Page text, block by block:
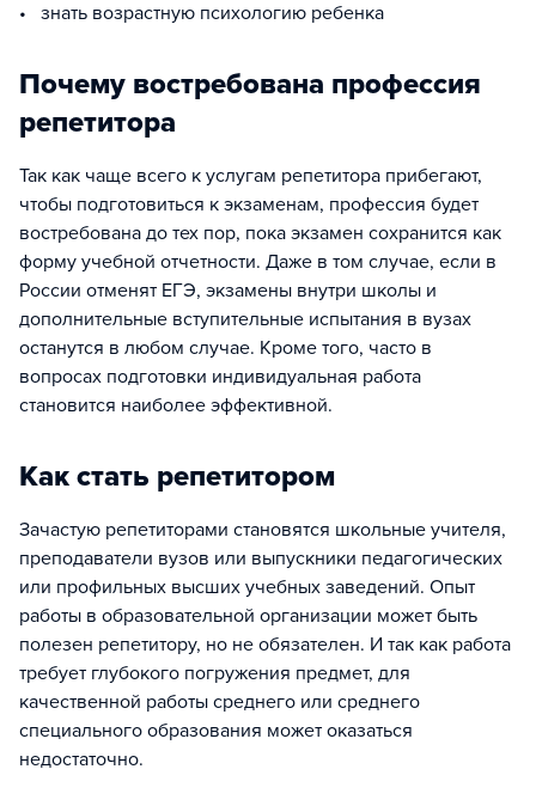
• знать возрастную психологию ребенка
Почему востребована профессия
репетитора
Так как чаще всего к услугам репетитора прибегают,
чтобы подготовиться к экзаменам, профессия будет
востребована до тех пор, пока экзамен сохранится как
форму учебной отчетности. Даже в том случае, если в
России отменят ЕГЭ, экзамены внутри школы и
дополнительные вступительные испытания в вузах
останутся в любом случае. Кроме того, часто в
вопросах подготовки индивидуальная работа
становится наиболее эффективной.
Как стать репетитором
Зачастую репетиторами становятся школьные учителя,
преподаватели вузов или выпускники педагогических
или профильных высших учебных заведений. Опыт
работы в образовательной организации может быть
полезен репетитору, но не обязателен. И так как работа
требует глубокого погружения предмет, для
качественной работы среднего или среднего
специального образования может оказаться
недостаточно.